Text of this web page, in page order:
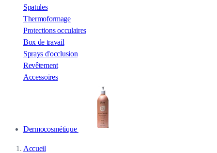
Spatules
Thermoformage
Protections occulaires
Box de travail
Sprays d'occlusion
Revêtement
Accessoires
Dermocosmétique
Accueil